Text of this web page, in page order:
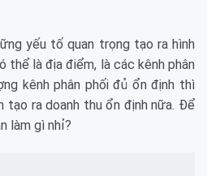
yếu tố quan trọng tạo ra hình
thể là địa điểm, là các kênh phân
kênh phân phối đủ ổn định thì
tạo ra doanh thu ổn định nữa. Để
làm gì nhỉ?